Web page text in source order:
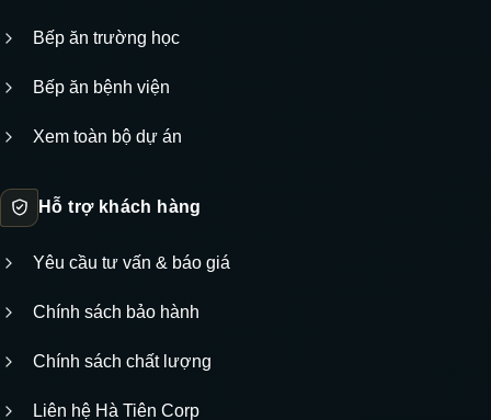
Bếp ăn trường học
Bếp ăn bệnh viện
Xem toàn bộ dự án
Hỗ trợ khách hàng
Yêu cầu tư vấn & báo giá
Chính sách bảo hành
Chính sách chất lượng
Liên hệ Hà Tiên Corp